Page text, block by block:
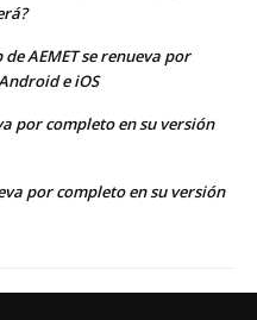
de AEMET se renueva por
e iOS
por completo en su versión
por completo en su versión